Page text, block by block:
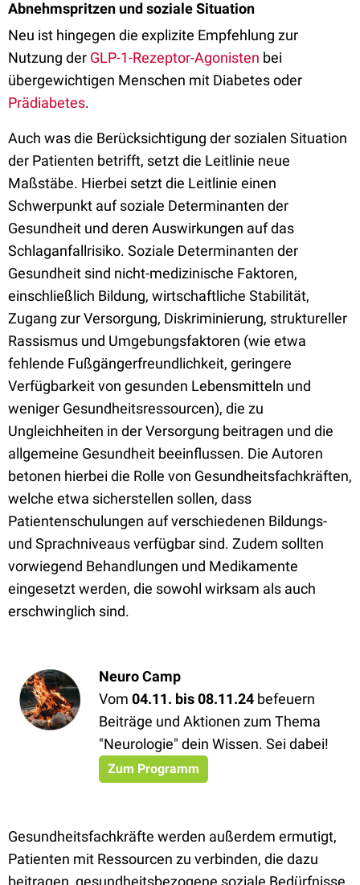
Abnehmspritzen und soziale Situation
Neu ist hingegen die explizite Empfehlung zur
Nutzung der GLP-1-Rezeptor-Agonisten bei
übergewichtigen Menschen mit Diabetes oder
Prädiabetes.
Auch was die Berücksichtigung der sozialen Situation
der Patienten betrifft, setzt die Leitlinie neue
Maßstäbe. Hierbei setzt die Leitlinie einen
Schwerpunkt auf soziale Determinanten der
Gesundheit und deren Auswirkungen auf das
Schlaganfallrisiko. Soziale Determinanten der
Gesundheit sind nicht-medizinische Faktoren,
einschließlich Bildung, wirtschaftliche Stabilität,
Zugang zur Versorgung, Diskriminierung, struktureller
Rassismus und Umgebungsfaktoren (wie etwa
fehlende Fußgängerfreundlichkeit, geringere
Verfügbarkeit von gesunden Lebensmitteln und
weniger Gesundheitsressourcen), die zu
Ungleichheiten in der Versorgung beitragen und die
allgemeine Gesundheit beeinflussen. Die Autoren
betonen hierbei die Rolle von Gesundheitsfachkräften,
welche etwa sicherstellen sollen, dass
Patientenschulungen auf verschiedenen Bildungs-
und Sprachniveaus verfügbar sind. Zudem sollten
vorwiegend Behandlungen und Medikamente
eingesetzt werden, die sowohl wirksam als auch
erschwinglich sind.
Neuro Camp
Vom 04.11. bis 08.11.24 befeuern
Beiträge und Aktionen zum Thema
"Neurologie" dein Wissen. Sei dabei!
Zum Programm
Gesundheitsfachkräfte werden außerdem ermutigt,
Patienten mit Ressourcen zu verbinden, die dazu
beitragen, gesundheitsbezogene soziale Bedürfnisse